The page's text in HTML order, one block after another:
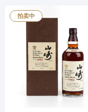
拍卖中